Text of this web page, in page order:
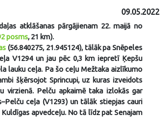
09.05.2022
atklāšanas pārgājienam 22. maijā no
posms, 21 km).
(56.840275, 21.945124), tālāk pa Snēpeles
V1294 un jau pēc 0,3 km iepretī Ķepšu
lauku ceļa. Pa šo ceļu Mežtaka aizlīkumo
šķērsojot Sprincupi, uz kuras izveidots
virzienā. Pelču apkaimē taka izlokās gar
ceļa (V1293) un tālāk stiepjas cauri
apvedceļu. No tā līdz pat Senajam